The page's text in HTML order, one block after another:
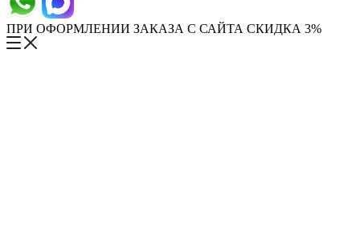
ПРИ ОФОРМЛЕНИИ ЗАКАЗА С САЙТА СКИДКА 3%